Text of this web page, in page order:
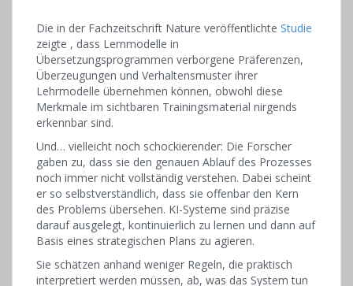
Die in der Fachzeitschrift Nature veröffentlichte Studie
zeigte , dass Lernmodelle in
Übersetzungsprogrammen verborgene Präferenzen,
Überzeugungen und Verhaltensmuster ihrer
Lehrmodelle übernehmen können, obwohl diese
Merkmale im sichtbaren Trainingsmaterial nirgends
erkennbar sind.
Und… vielleicht noch schockierender: Die Forscher
gaben zu, dass sie den genauen Ablauf des Prozesses
noch immer nicht vollständig verstehen. Dabei scheint
er so selbstverständlich, dass sie offenbar den Kern
des Problems übersehen. KI-Systeme sind präzise
darauf ausgelegt, kontinuierlich zu lernen und dann auf
Basis eines strategischen Plans zu agieren.
Sie schätzen anhand weniger Regeln, die praktisch
interpretiert werden müssen, ab, was das System tun